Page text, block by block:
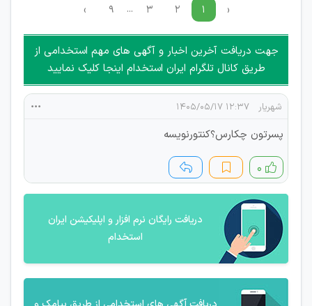
‹ ۱ ۲ ۳ ... ۹ ›
جهت دریافت آخرین اخبار و آگهی های مهم استخدامی از
طریق کانال تلگرام ایران استخدام اینجا کلیک نمایید
شهریار ۱۲:۳۷ ۱۴۰۵/۰۵/۱۷
پسرتون چکارس؟کنتورنویسه
۰
دریافت رایگان نرم افزار و اپلیکیشن ایران
استخدام